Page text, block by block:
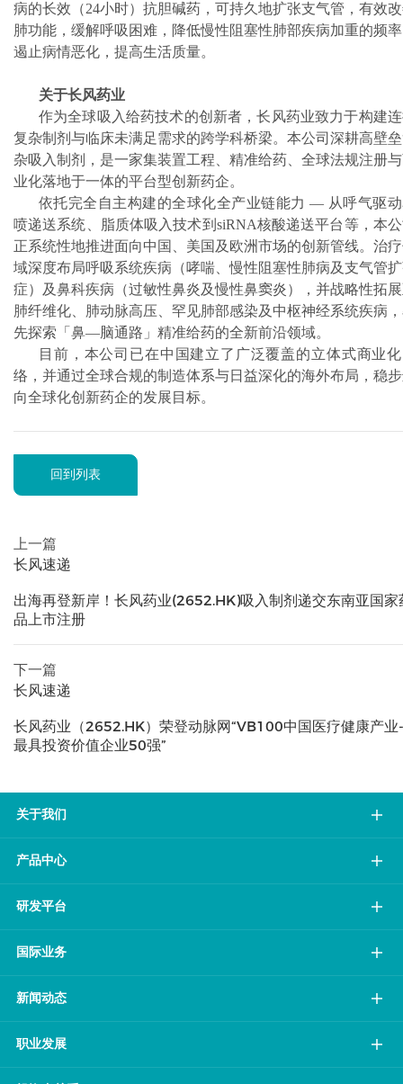
病的长效（24小时）抗胆碱药，可持久地扩张支气管，有效
肺功能，缓解呼吸困难，降低慢性阻塞性肺部疾病加重的频
遏止病情恶化，提高生活质量。
关于长风药业
作为全球吸入给药技术的创新者，长风药业致力于构建
复杂制剂与临床未满足需求的跨学科桥梁。本公司深耕高壁
杂吸入制剂，是一家集装置工程、精准给药、全球法规注册
业化落地于一体的平台型创新药企。
依托完全自主构建的全球化全产业链能力 — 从呼气驱
喷递送系统、脂质体吸入技术到siRNA核酸递送平台等，本
正系统性地推进面向中国、美国及欧洲市场的创新管线。治
域深度布局呼吸系统疾病（哮喘、慢性阻塞性肺病及支气管
症）及鼻科疾病（过敏性鼻炎及慢性鼻窦炎），并战略性拓
肺纤维化、肺动脉高压、罕见肺部感染及中枢神经系统疾病
先探索「鼻—脑通路」精准给药的全新前沿领域。
目前，本公司已在中国建立了广泛覆盖的立体式商业
络，并通过全球合规的制造体系与日益深化的海外布局，稳
向全球化创新药企的发展目标。
回到列表
上一篇
长风速递
出海再登新岸！长风药业(2652.HK)吸入制剂递交东南亚国家
品上市注册
下一篇
长风速递
长风药业（2652.HK）荣登动脉网“VB100中国医疗健康产业-
最具投资价值企业50强”
关于我们
产品中心
研发平台
国际业务
新闻动态
职业发展